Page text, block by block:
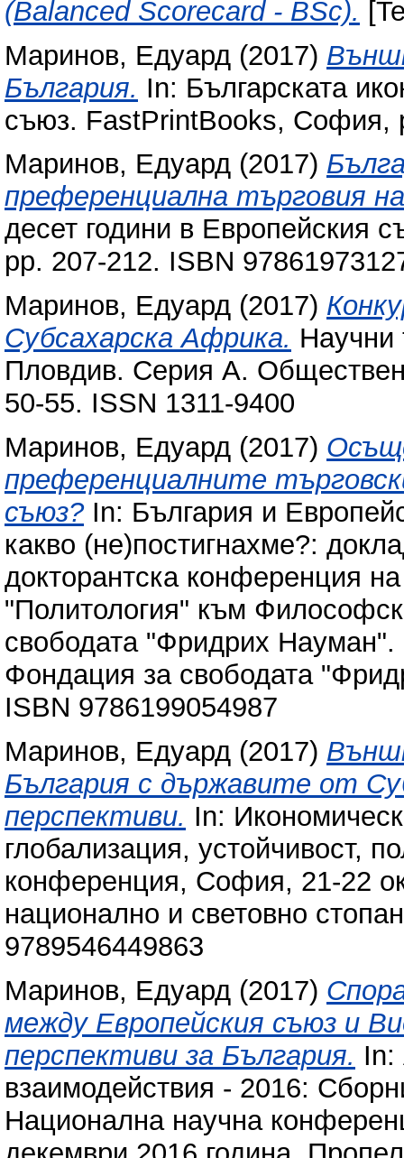
(Balanced Scorecard - BSc).
Маринов, Едуард (2017)
България. In: Българската
съюз. FastPrintBooks, София,
Маринов, Едуард (2017)
преференциална търговия
десет години в Европейския
pp. 207-212. ISBN
Маринов, Едуард (2017)
Субсахарска Африка. Научни
Пловдив. Серия А.
50-55. ISSN 1311-9400
Маринов, Едуард (2017)
преференциалните
съюз?In: България и
какво (не)постигнахме?:
докторантска конференция
"Политология" към
свободата "Фридрих
Фондация за свободата
ISBN 9786199054987
Маринов, Едуард (2017)
България с държавите от
перспективи. In:
глобализация, устойчивост,
конференция, София, 21-22
национално и световно
9789546449863
Маринов, Едуард (2017)
между Европейския съюз и
перспективи за България. In:
взаимодействия - 2016:
Национална научна